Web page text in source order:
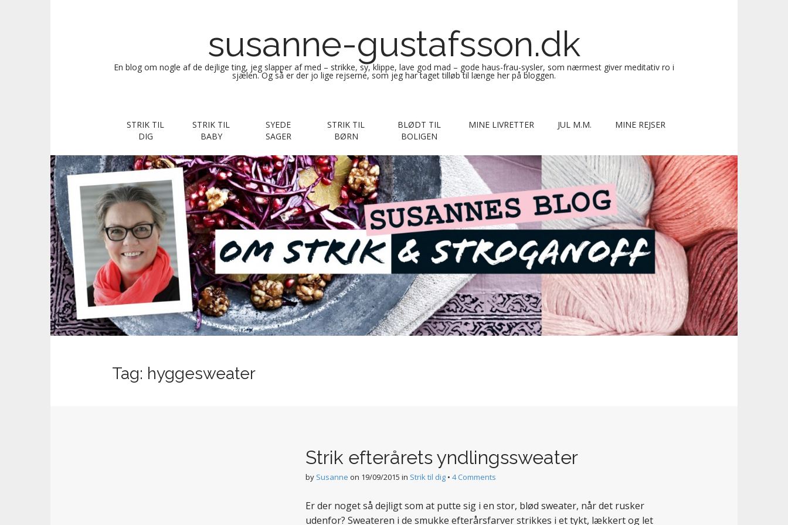
susanne-gustafsson.dk
En blog om nogle af de dejlige ting, jeg slapper af med – strikke, sy, klippe, lave god mad – gode haus-frau-sysler, som nærmest giver meditativ ro i
sjælen. Og så er der jo lige rejserne, som jeg har taget tilløb til længe her på bloggen.
i
n
m
e
n
u
p
t
o
c
o
n
t
e
n
STRIK TIL
DIG
STRIK TIL
BABY
SYEDE
SAGER
STRIK TIL
BØRN
BLØDT TIL
BOLIGEN
MINE LIVRETTER JUL M.M. MINE REJSER
Tag: hyggesweater
Strik efterårets yndlingssweater
by Susanne on 19/09/2015 in Strik til dig • 4 Comments
Er der noget så dejligt som at putte sig i en stor, blød sweater, når det rusker
udenfor? Sweateren i de smukke efterårsfarver strikkes i et tykt, lækkert og let